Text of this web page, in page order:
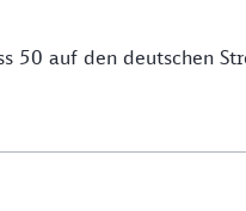
50 auf den deutschen